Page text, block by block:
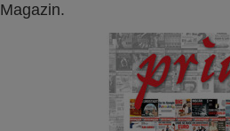
Magazin.